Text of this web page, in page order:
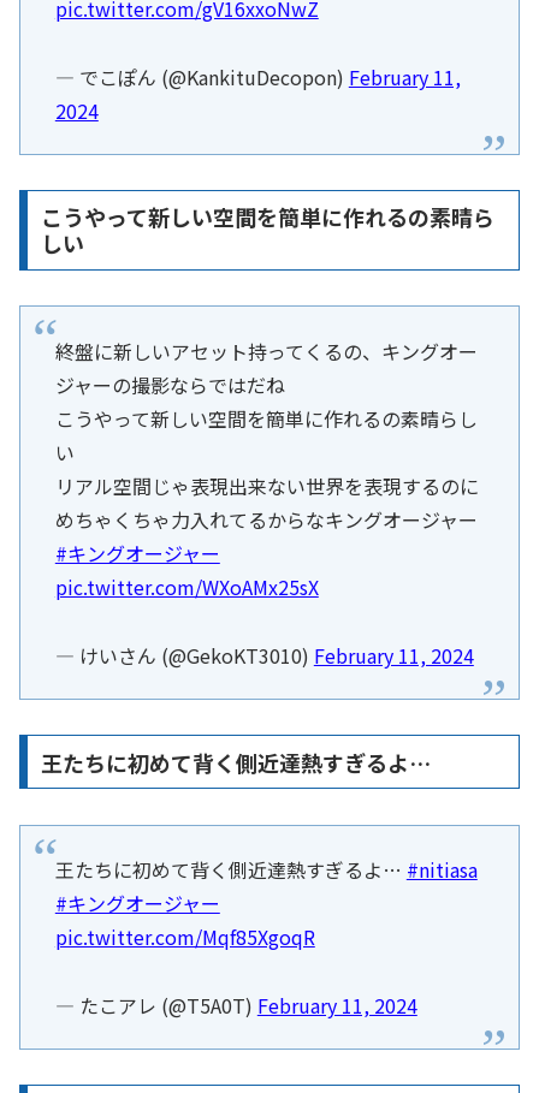
pic.twitter.com/gV16xxoNwZ
— でこぽん (@KankituDecopon) February 11,
2024
こうやって新しい空間を簡単に作れるの素晴ら
しい
終盤に新しいアセット持ってくるの、キングオー
ジャーの撮影ならではだね
こうやって新しい空間を簡単に作れるの素晴らし
い
リアル空間じゃ表現出来ない世界を表現するのに
めちゃくちゃ力入れてるからなキングオージャー
#キングオージャー
pic.twitter.com/WXoAMx25sX
— けいさん (@GekoKT3010) February 11, 2024
王たちに初めて背く側近達熱すぎるよ…
王たちに初めて背く側近達熱すぎるよ… #nitiasa
#キングオージャー
pic.twitter.com/Mqf85XgoqR
— たこアレ (@T5A0T) February 11, 2024